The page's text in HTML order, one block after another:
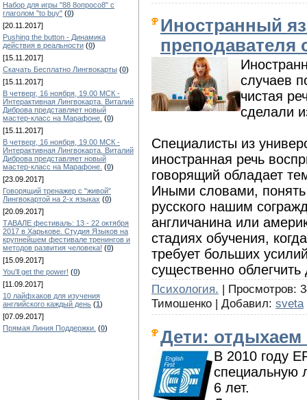
Набор для игры "88 8опросо8" с
глаголом "to buy" (0)
[20.11.2017]
Pushing the button - Динамика
действия в реальности (0)
[15.11.2017]
Скачать Бесплатно Лингвокарты (0)
[15.11.2017]
В четверг, 16 ноября, 19.00 МСК -
Интерактивная Лингвокарта. Виталий
Диброва представляет новый
мастер-класс на Марафоне. (0)
[15.11.2017]
В четверг, 16 ноября, 19.00 МСК -
Интерактивная Лингвокарта. Виталий
Диброва представляет новый
мастер-класс на Марафоне. (0)
[23.09.2017]
Говорящий тренажер с "живой"
Лингвокартой на 2-х языках (0)
[20.09.2017]
ТАВАЛЕ фестиваль: 13 - 22 октября
2017 в Харькове. Студия Языков на
крупнейшем фестивале тренингов и
методов развития человека! (0)
[15.09.2017]
You'll get the power! (0)
[11.09.2017]
10 лайфхаков для изучения
английского каждый день (1)
[07.09.2017]
Прямая Линия Поддержки. (0)
Иностранный
преподавателя
случаев
чистая
сделали
Специалисты из
иностранная речь
говорящий обладает
Иными словами, понять
русского нашим
англичанина или
стадиях обучения,
требует больших
существенно облегчить
Психология. | Просмотров:
Тимошенко | Добавил: sveta
Дети: отдыхаем
В 2010 году
специальную
6 лет.